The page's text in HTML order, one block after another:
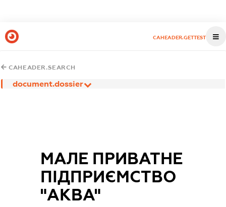
CAHEADER.GETTEST
CAHEADER.SEARCH
document.dossier
МАЛЕ ПРИВАТНЕ
ПІДПРИЄМСТВО
"АКВА"